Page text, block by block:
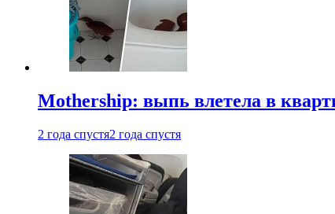
Mothership: выпь влетела в
2 года спустя2 года спустя